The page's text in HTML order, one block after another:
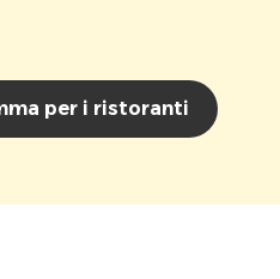
per i ristoranti